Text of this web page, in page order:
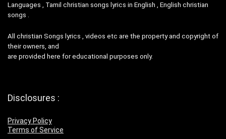
Languages , Tamil christian songs lyrics in English , English christian
songs .
All christian Songs lyrics , videos etc are the property and copyright of
their owners, and
are provided here for educational purposes only.
Disclosures :
Privacy Policy
Terms of Service